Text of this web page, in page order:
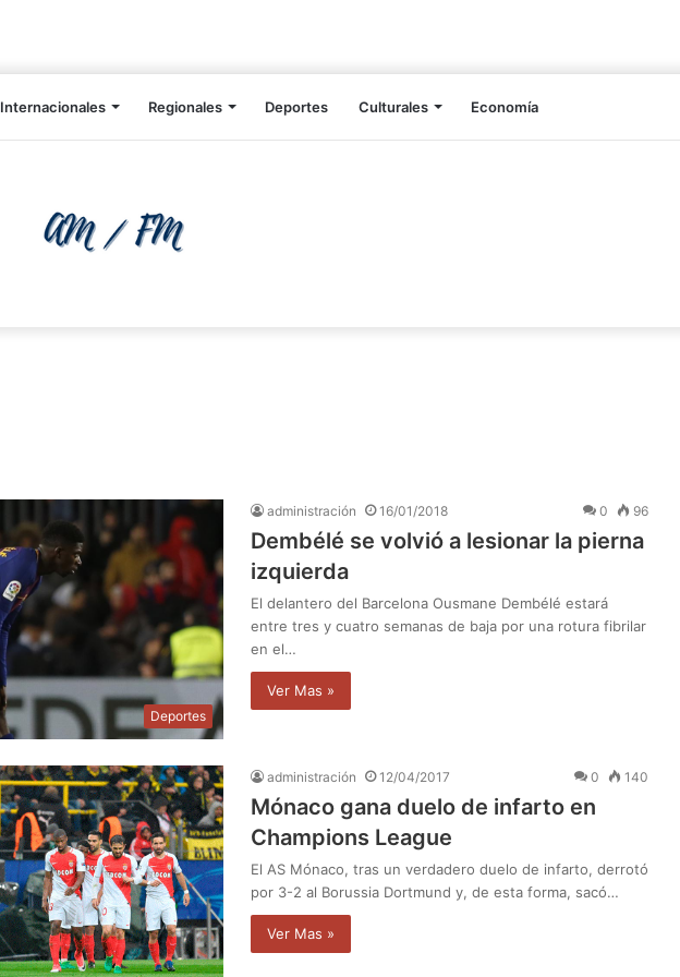
Internacionales Regionales Deportes Culturales Economía
Deportes
administración 16/01/2018 0 96
Dembélé se volvió a lesionar la pierna
izquierda
El delantero del Barcelona Ousmane Dembélé estará
entre tres y cuatro semanas de baja por una rotura fibrilar
en el…
Ver Mas »
administración 12/04/2017 0 140
Mónaco gana duelo de infarto en
Champions League
El AS Mónaco, tras un verdadero duelo de infarto, derrotó
por 3-2 al Borussia Dortmund y, de esta forma, sacó…
Ver Mas »